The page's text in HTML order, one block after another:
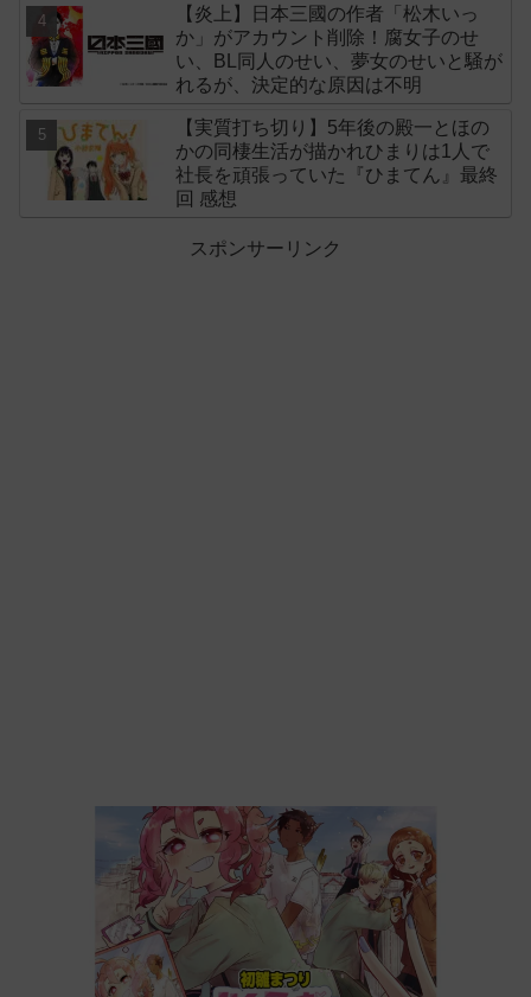
【炎上】日本三國の作者「松木いっ
か」がアカウント削除！腐女子のせ
い、BL同人のせい、夢女のせいと騒が
れるが、決定的な原因は不明
【実質打ち切り】5年後の殿一とほの
かの同棲生活が描かれひまりは1人で
社長を頑張っていた『ひまてん』最終
回 感想
スポンサーリンク